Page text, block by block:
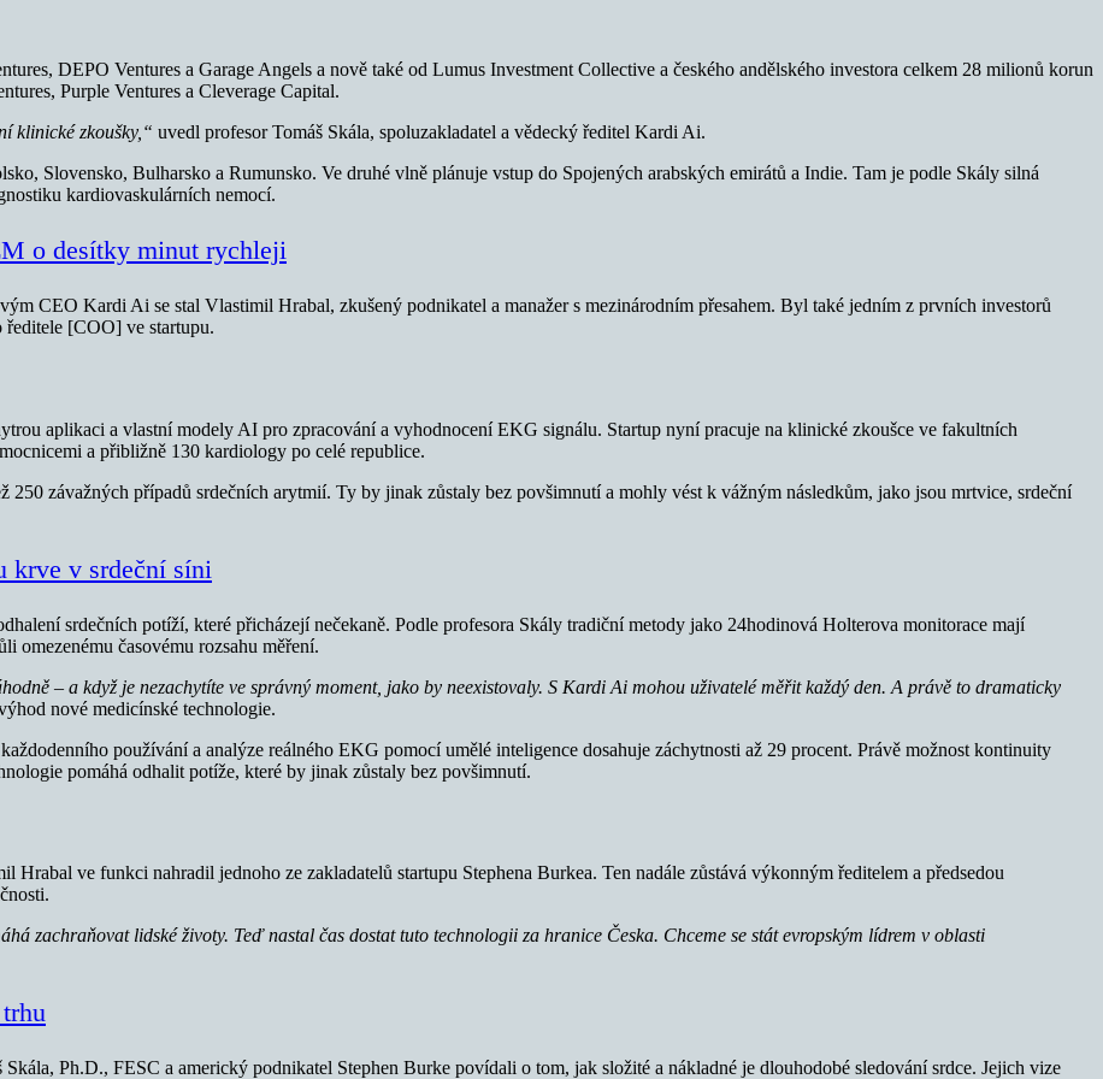
DEPO Ventures a Garage Angels a nově také od Lumus Investment Collective a českého andělského investora celkem 28 milionů korun
Purple Ventures a Cleverage Capital.
klinické zkoušky,“ uvedl profesor Tomáš Skála, spoluzakladatel a vědecký ředitel Kardi Ai.
Slovensko, Bulharsko a Rumunsko. Ve druhé vlně plánuje vstup do Spojených arabských emirátů a Indie. Tam je podle Skály silná
kardiovaskulárních nemocí.
o desítky minut rychleji
CEO Kardi Ai se stal Vlastimil Hrabal, zkušený podnikatel a manažer s mezinárodním přesahem. Byl také jedním z prvních investorů
[COO] ve startupu.
aplikaci a vlastní modely AI pro zpracování a vyhodnocení EKG signálu. Startup nyní pracuje na klinické zkoušce ve fakultních
a přibližně 130 kardiology po celé republice.
závažných případů srdečních arytmií. Ty by jinak zůstaly bez povšimnutí a mohly vést k vážným následkům, jako jsou mrtvice, srdeční
krve v srdeční síni
srdečních potíží, které přicházejí nečekaně. Podle profesora Skály tradiční metody jako 24hodinová Holterova monitorace mají
omezenému časovému rozsahu měření.
– a když je nezachytíte ve správný moment, jako by neexistovaly. S Kardi Ai mohou uživatelé měřit každý den. A právě to dramaticky
nové medicínské technologie.
používání a analýze reálného EKG pomocí umělé inteligence dosahuje záchytnosti až 29 procent. Právě možnost kontinuity
pomáhá odhalit potíže, které by jinak zůstaly bez povšimnutí.
Hrabal ve funkci nahradil jednoho ze zakladatelů startupu Stephena Burkea. Ten nadále zůstává výkonným ředitelem a předsedou
zachraňovat lidské životy. Teď nastal čas dostat tuto technologii za hranice Česka. Chceme se stát evropským lídrem v oblasti
Ph.D., FESC a americký podnikatel Stephen Burke povídali o tom, jak složité a nákladné je dlouhodobé sledování srdce. Jejich vize